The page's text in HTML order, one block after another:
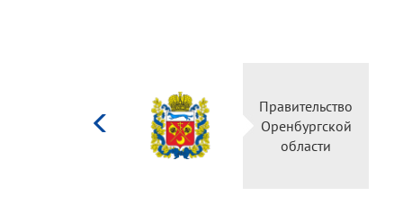
Правительство
Оренбургской
области